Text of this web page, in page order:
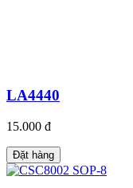
LA4440
15.000 đ
Đặt hàng